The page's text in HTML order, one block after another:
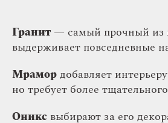
Гранит — самый прочный из
выдерживает повседневные
Мрамордобавляет
но требует более
Оникс выбирают за его